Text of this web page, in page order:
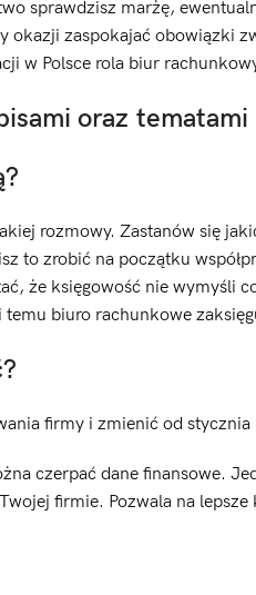
sprawdzisz marżę,
okazji zaspokajać obowiązki
w Polsce rola biur
oraz
rozmowy. Zastanów się
to zrobić na początku
że księgowość nie wymyśli
biuro rachunkowe
firmy i zmienić od stycznia
czerpać dane finansowe.
firmie. Pozwala na